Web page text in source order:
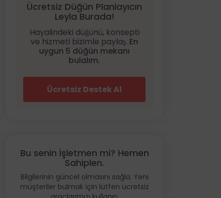
Ücretsiz Düğün Planlayıcın
Leyla Burada!
Hayalindeki düğünü, konsepti
ve hizmeti bizimle paylaş. En
uygun 5 düğün mekanı
bulalım.
Ücretsiz Destek Al
Bu senin İşletmen mi? Hemen
Sahiplen.
Bilgilerinin güncel olmasını sağla. Yeni
müşteriler bulmak için lütfen ücretsiz